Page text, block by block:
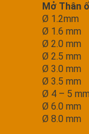
Mở Thân
Ø 1.2mm
Ø 1.6 mm
Ø 2.0 mm
Ø 2.5 mm
Ø 3.0 mm
Ø 3.5 mm
Ø 4 – 5 mm
Ø 6.0 mm
Ø 8.0 mm